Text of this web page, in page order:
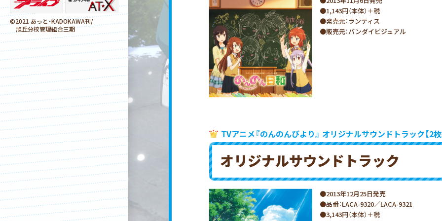
みんなでにゃんぱす！「にゃんぱす
祭り のんすとっぷなのん！...
2021.08.01
「のんのんびより りめんばー」
OAD付き特装版発売決定！
2021.07.28
8/1（日）スペシャルイベント「にゃ
んぱす祭り のんすとっぷ...
2021.07.21
8/1（日）スペシャルイベント「にゃ
んぱす祭り のんすとっぷ...
2021.07.12
8/1（日）スペシャルイベント「にゃ
んぱす祭り のんすとっぷ...
2021.07.28
8/1（日）スペシャルイベント「にゃ
んぱす祭り のんすとっぷ...
2021.07.12
©2021 あっと・KADOKAWA刊/
旭丘分校管理組合三期
●1,143円（本体）＋税
●発売元：ランティス
●販売元：バンダイビジュアル
TVアニメ『のんのんびより』 オリジナルサウンドトラック【2枚
オリジナルサウンドトラック
●2013年12月25日発売
●品番：LACA-9320／LACA-9321
●3,143円（本体）＋税